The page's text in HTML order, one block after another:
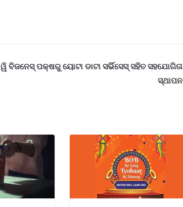
ୱି ବିଜନେସ୍ ପକ୍ଷରୁ ୟୋଟା ଡାଟା ସର୍ଭିସେସ୍ ସହିତ ସହଯୋଗିତା
ସ୍ଥାପନ